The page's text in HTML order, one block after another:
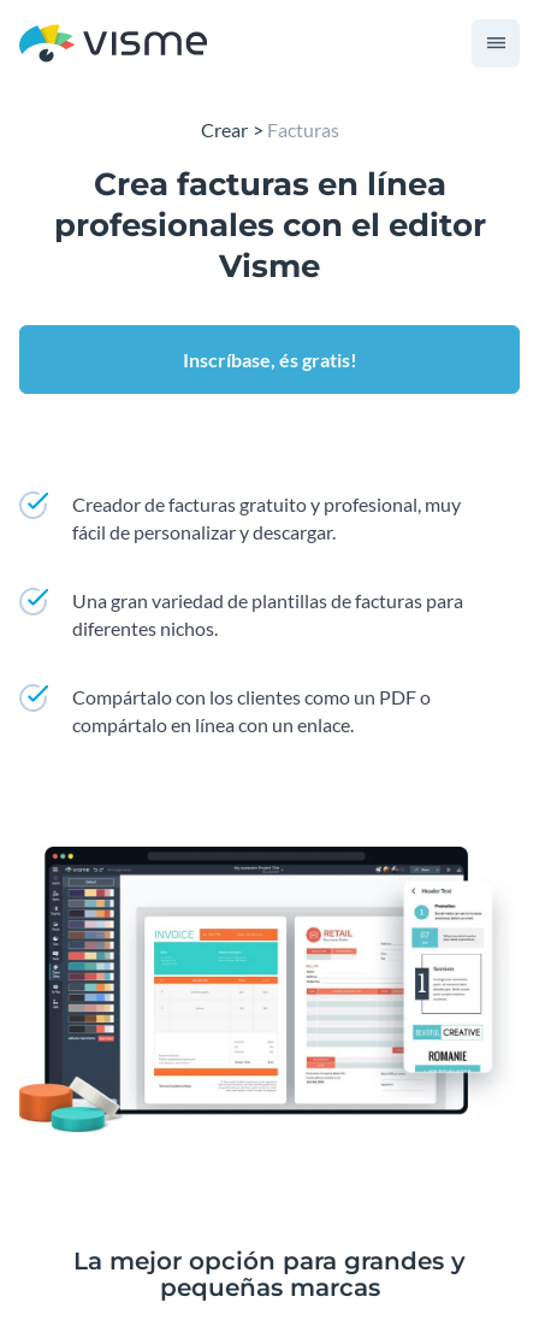
Crear Facturas
Crea facturas en línea
profesionales con el editor
Visme
Inscríbase, és gratis!
Creador de facturas gratuito y profesional, muy
fácil de personalizar y descargar.
Una gran variedad de plantillas de facturas para
diferentes nichos.
Compártalo con los clientes como un PDF o
compártalo en línea con un enlace.
La mejor opción para grandes y
pequeñas marcas